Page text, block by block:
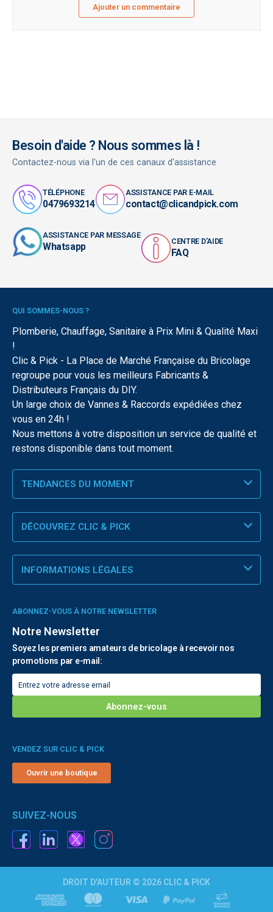
Ajouter un commentaire
Besoin d'aide ? Nous sommes là !
Contactez-nous via l'un de ces canaux d'assistance
TÉLÉPHONE
0479693214
ASSISTANCE PAR E-MAIL
contact@clicandpick.com
ASSISTANCE PAR MESSAGE
Whatsapp CENTRE D'AIDE
FAQ
QUI SOMMES-NOUS ?
Plomberie, Chauffage, Sanitaire à Prix Mini & Qualité Maxi
!
Clic & Pick - La Place de Marché Française du Bricolage
regroupe pour vous les meilleurs Fabricants &
Distributeurs Français du DIY.
Un large choix de Vannes & Raccords expédiées chez
vous en 24h !
Nous mettons à votre disposition un service de qualité et
restons disponible dans tout moment.
TENDANCES DU MOMENT
DÉCOUVREZ CLIC & PICK
INFORMATIONS LÉGALES
ABONNEZ-VOUS À NOTRE NEWSLETTER
Notre Newsletter
Soyez les premiers amateurs de bricolage à recevoir nos
promotions par e-mail:
VENDEZ SUR CLIC & PICK
Ouvrir une boutique
SUIVEZ-NOUS
DROIT D'AUTEUR © 2026 CLIC & PICK